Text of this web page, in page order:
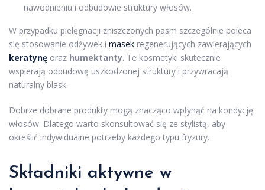
nawodnieniu i odbudowie struktury włosów.
W przypadku pielęgnacji zniszczonych pasm szczególnie poleca
się stosowanie odżywek i masek regenerujących zawierających
keratynę oraz humektanty. Te kosmetyki skutecznie
wspierają odbudowę uszkodzonej struktury i przywracają
naturalny blask.
Dobrze dobrane produkty mogą znacząco wpłynąć na kondycję
włosów. Dlatego warto skonsultować się ze stylistą, aby
określić indywidualne potrzeby każdego typu fryzury.
Składniki aktywne w